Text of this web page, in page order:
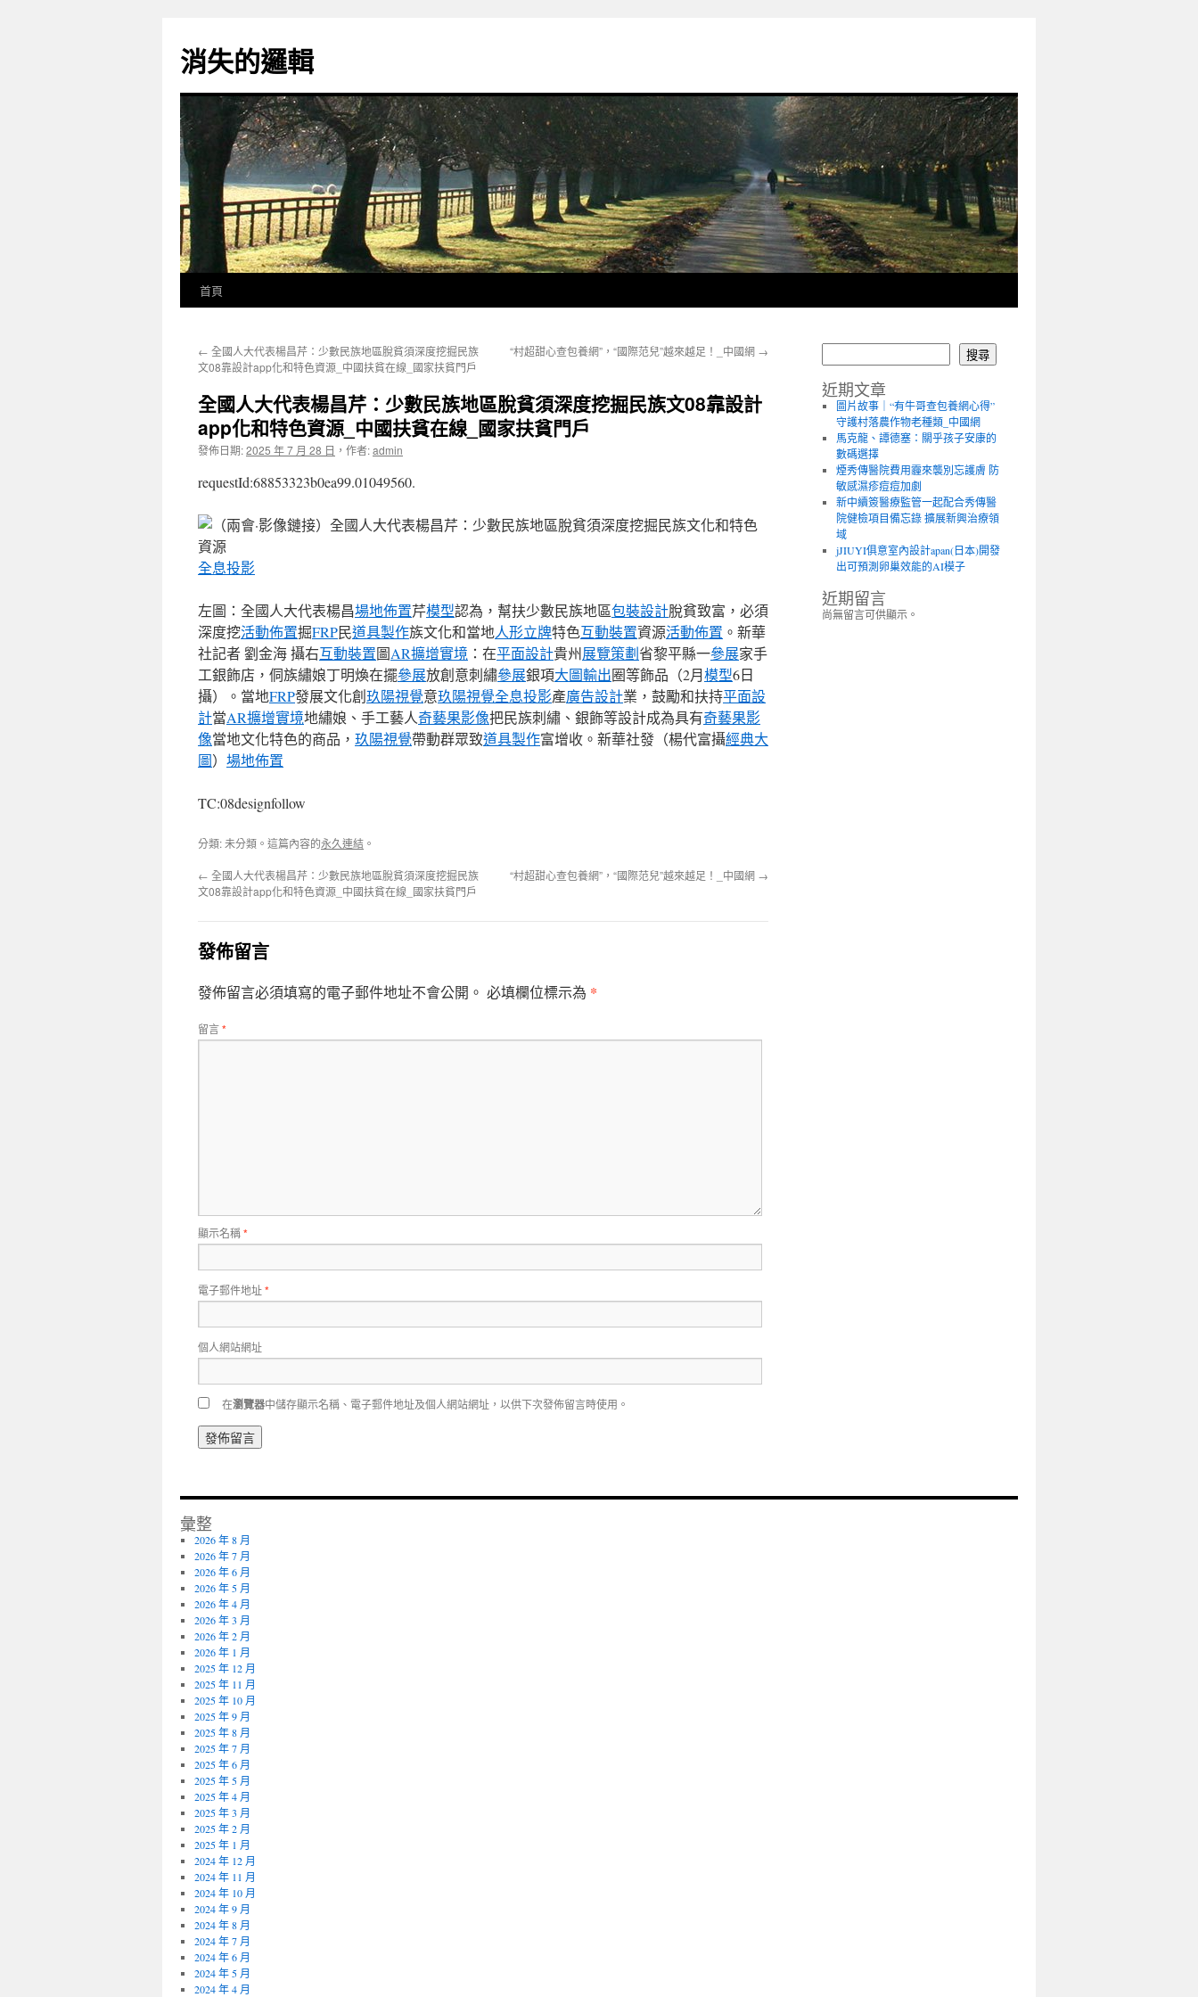
主
要
消失的邏輯
首頁
← 全國人大代表楊昌芹：少數民族地區脫貧須深度挖掘民族
文08靠設計app化和特色資源_中國扶貧在線_國家扶貧門戶
“村超甜心查包養網”，“國際范兒”越來越足！_中國網 →
全國人大代表楊昌芹：少數民族地區脫貧須深度挖掘民族文08靠設計
app化和特色資源_中國扶貧在線_國家扶貧門戶
發佈日期:2025 年 7 月 28 日 ， 作者:admin
requestId:68853323b0ea99.01049560.
全息投影
左圖：全國人大代表楊昌場地佈置芹模型認為，幫扶少數民族地區包裝設計脫貧致富，必須
深度挖活動佈置掘FRP民道具製作族文化和當地人形立牌特色互動裝置資源活動佈置 。新華
社記者 劉金海 攝右互動裝置圖AR擴增實境 ：在平面設計貴州展覽策劃省黎平縣一參展家手
工銀飾店，侗族繡娘丁明煥在擺參展放創意刺繡參展銀項大圖輸出圈等飾品（2月模型6日
攝）。當地FRP發展文化創玖陽視覺意玖陽視覺全息投影產廣告設計業，鼓勵和扶持平面設
計當AR擴增實境地繡娘、手工藝人奇藝果影像把民族刺繡、銀飾等設計成為具有奇藝果影
像當地文化特色的商品， 玖陽視覺帶動群眾致道具製作富增收。新華社發（楊代富攝經典大
圖） 場地佈置
TC:08designfollow
分類: 未分類。這篇內容的永久連結 。
← 全國人大代表楊昌芹：少數民族地區脫貧須深度挖掘民族
文08靠設計app化和特色資源_中國扶貧在線_國家扶貧門戶
“村超甜心查包養網”，“國際范兒”越來越足！_中國網 →
發佈留言
發佈留言必須填寫的電子郵件地址不會公開。 必填欄位標示為 *
留言*
顯示名稱*
電子郵件地址*
個人網站網址
在瀏覽器中儲存顯示名稱、電子郵件地址及個人網站網址，以供下次發佈留言時使用。
搜尋
近期文章
圖片故事｜“有牛哥查包養網心得”
守護村落農作物老種類_中國網
馬克龍、譚德塞：關乎孩子安康的
數碼選擇
煙秀傳醫院費用霾來襲別忘護膚 防
敏感濕疹痘痘加劇
新中續簽醫療監管一起配合秀傳醫
院健檢項目備忘錄 擴展新興治療領
域
jJIUYI俱意室內設計apan(日本)開發
出可預測卵巢效能的AI模子
近期留言
尚無留言可供顯示。
彙整
2026 年 8 月
2026 年 7 月
2026 年 6 月
2026 年 5 月
2026 年 4 月
2026 年 3 月
2026 年 2 月
2026 年 1 月
2025 年 12 月
2025 年 11 月
2025 年 10 月
2025 年 9 月
2025 年 8 月
2025 年 7 月
2025 年 6 月
2025 年 5 月
2025 年 4 月
2025 年 3 月
2025 年 2 月
2025 年 1 月
2024 年 12 月
2024 年 11 月
2024 年 10 月
2024 年 9 月
2024 年 8 月
2024 年 7 月
2024 年 6 月
2024 年 5 月
2024 年 4 月